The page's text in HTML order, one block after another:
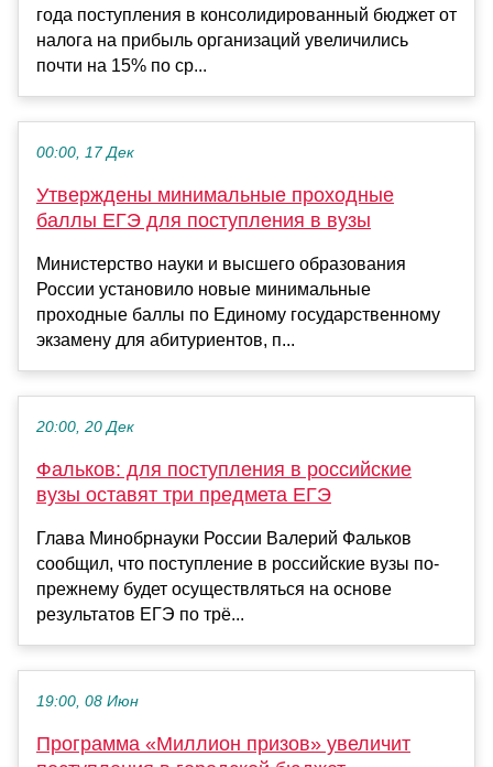
года поступления в консолидированный бюджет от
налога на прибыль организаций увеличились
почти на 15% по ср...
00:00, 17 Дек
Утверждены минимальные проходные
баллы ЕГЭ для поступления в вузы
Министерство науки и высшего образования
России установило новые минимальные
проходные баллы по Единому государственному
экзамену для абитуриентов, п...
20:00, 20 Дек
Фальков: для поступления в российские
вузы оставят три предмета ЕГЭ
Глава Минобрнауки России Валерий Фальков
сообщил, что поступление в российские вузы по-
прежнему будет осуществляться на основе
результатов ЕГЭ по трё...
19:00, 08 Июн
Программа «Миллион призов» увеличит